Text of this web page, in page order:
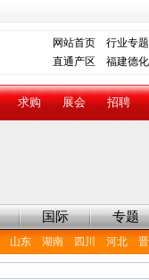
网站首页
行业专题
直通产区 福建德化
求购 展会 招聘
国际 专题
山东 湖南 四川 河北